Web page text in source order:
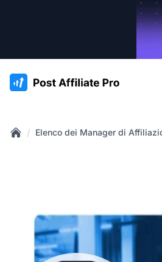
:site.title
/ Elenco dei Manager di